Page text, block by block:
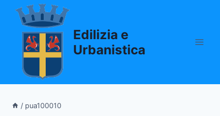
Salta
contenuto
Edilizia e
Urbanistica
/ pua100010